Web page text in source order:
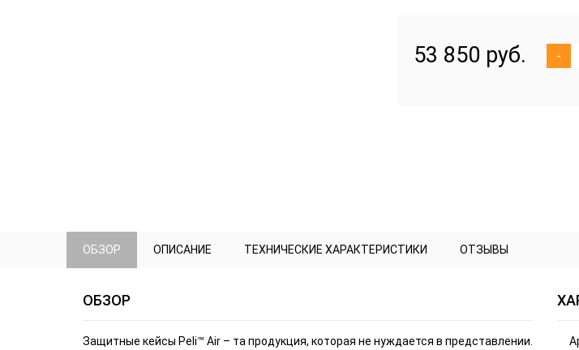
53 850 руб. -
ОБЗОР ОПИСАНИЕ ТЕХНИЧЕСКИЕ ХАРАКТЕРИСТИКИ ОТЗЫВЫ
ОБЗОР
Защитные кейсы Peli™ Air – та продукция, которая не нуждается в представлении.